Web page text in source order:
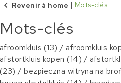
Revenir à home | Mots-clés
Mots-clés
afroomkluis (13) /afroomkluis
afstortkluis kopen(14) /
(23) /bezpieczna witryna na